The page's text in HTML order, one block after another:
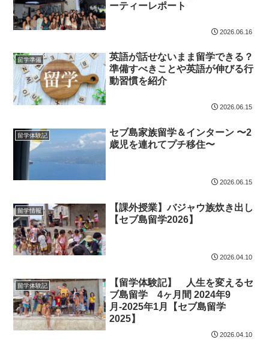
ーティーレポート
2026.06.16
留学準備
英語が話せないまま留学できる？
準備すべきことや英語が伸びる行
動習慣を紹介
2026.06.15
留学体験記
セブ島家族留学＆インターン 〜2
歳児を連れてプチ移住〜
2026.06.15
留学情報
【課外授業】バジャウ族炊き出し
【セブ島留学2026】
2026.04.10
留学体験記
【留学体験記】 人生を変えるセ
ブ島留学 4ヶ月間 2024年9
月-2025年1月【セブ島留学
2025】
2026.04.10